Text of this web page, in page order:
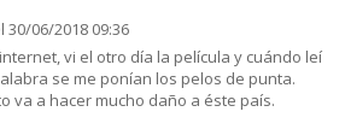
30/06/2018 09:36
vi el otro día la película y cuándo leí
se me ponían los pelos de punta.
va a hacer mucho daño a éste país.